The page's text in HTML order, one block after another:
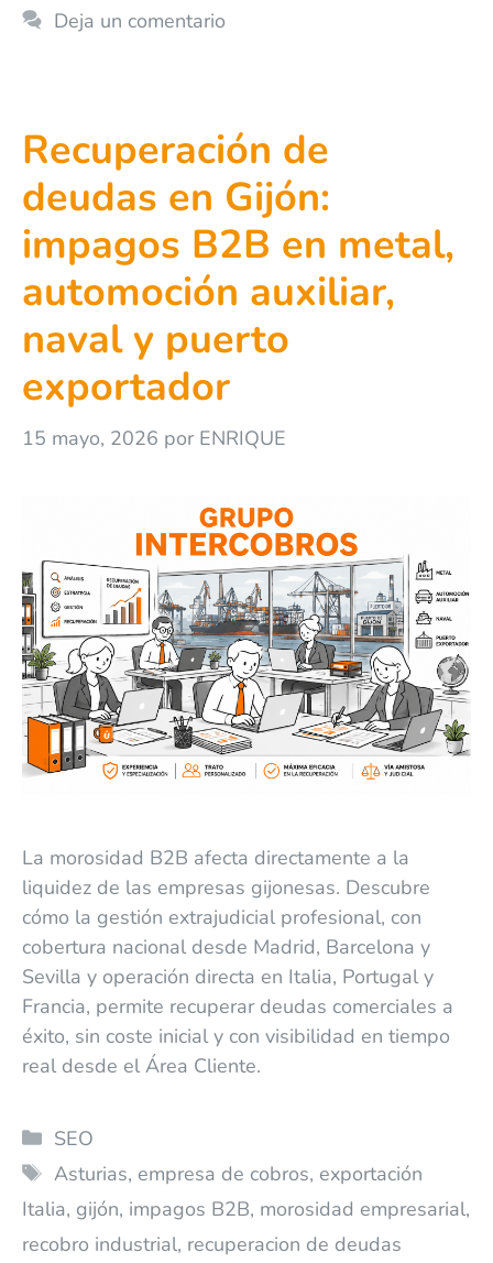
Deja un comentario
Recuperación de
deudas en Gijón:
impagos B2B en metal,
automoción auxiliar,
naval y puerto
exportador
15 mayo, 2026 por ENRIQUE
La morosidad B2B afecta directamente a la
liquidez de las empresas gijonesas. Descubre
cómo la gestión extrajudicial profesional, con
cobertura nacional desde Madrid, Barcelona y
Sevilla y operación directa en Italia, Portugal y
Francia, permite recuperar deudas comerciales a
éxito, sin coste inicial y con visibilidad en tiempo
real desde el Área Cliente.
SEO
Asturias, empresa de cobros, exportación
Italia, gijón, impagos B2B, morosidad empresarial,
recobro industrial, recuperacion de deudas